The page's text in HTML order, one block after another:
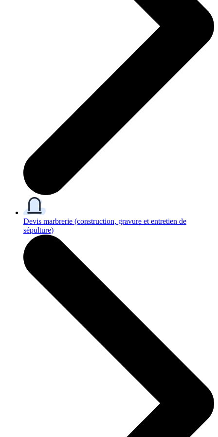
Devis marbrerie (construction, gravure et entretien de
sépulture)